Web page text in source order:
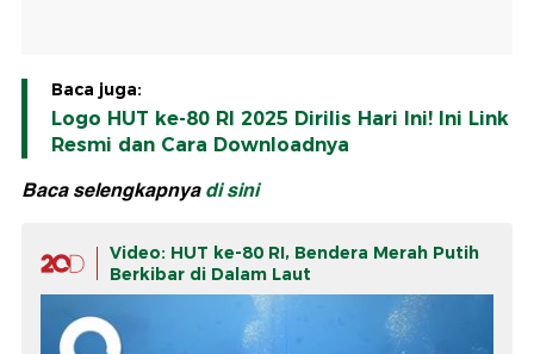
Baca juga:
Logo HUT ke-80 RI 2025 Dirilis Hari Ini! Ini Link
Resmi dan Cara Downloadnya
Baca selengkapnyadi sini
Video: HUT ke-80 RI, Bendera Merah Putih
Berkibar di Dalam Laut